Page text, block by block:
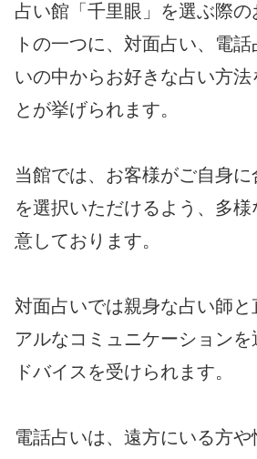
占い館「千里眼」を選ぶ際
トの一つに、対面占い、電
いの中からお好きな占い方法
とが挙げられます。
当館では、お客様がご自身
を選択いただけるよう、多様
意しております。
対面占いでは親身な占い師と
アルなコミュニケーション
ドバイスを受けられます。
電話占いは、遠方にいる方